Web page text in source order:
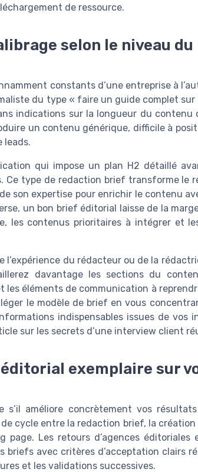
de ressource.
selon le niveau du
constants d’une entreprise à
du type « faire un guide complet
indications sur la longueur du contenu
un contenu générique, difficile à
leads.
qui impose un plan H2 détaillé
Ce type de redaction brief transforme le
son expertise pour enrichir le contenu
un bon brief éditorial laisse de la
les contenus prioritaires à intégrer et
du rédacteur ou de la
davantage les sections du
les éléments de communication à
le modèle de brief en vous
indispensables issues de vos
sur les secrets d’une interview client
exemplaire sur
s’il améliore concrètement vos
cycle entre la redaction brief, la
Les retours d’agences éditoriales
avec critères d’acceptation clairs
et les validations successives.